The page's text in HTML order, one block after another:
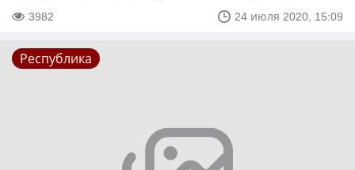
3982 24 июля 2020, 15:09
Республика